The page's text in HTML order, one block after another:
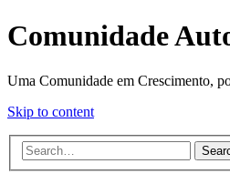
Comunidade
Uma Comunidade em Crescimento,
Skip to content